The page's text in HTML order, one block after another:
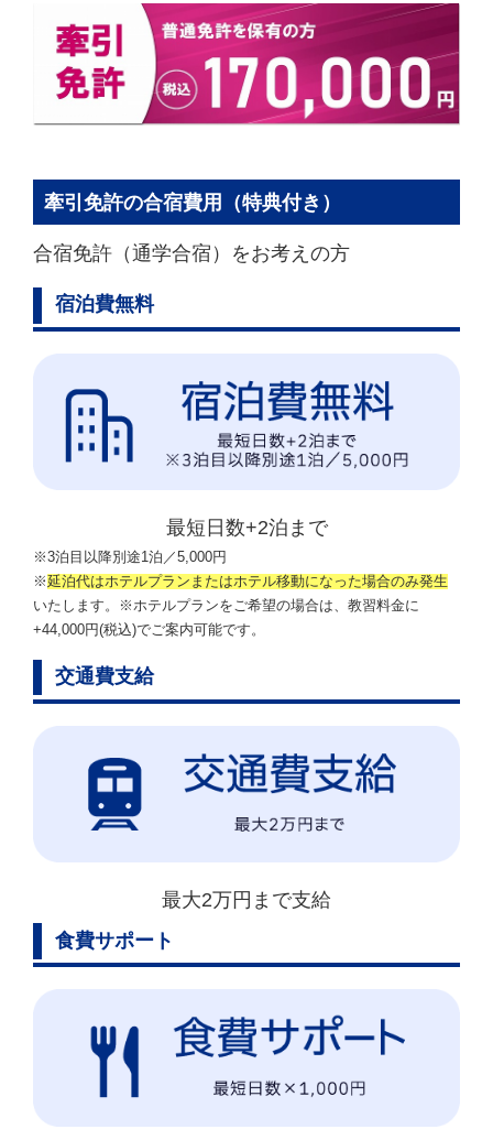
牽引免許の合宿費用（特典付き）
合宿免許（通学合宿）をお考えの方
宿泊費無料
最短日数+2泊まで
※3泊目以降別途1泊／5,000円
※ 延泊代はホテルプランまたはホテル移動になった場合のみ発生
いたします。※ホテルプランをご希望の場合は、教習料金に
+44,000円(税込)でご案内可能です。
交通費支給
最大2万円まで支給
食費サポート